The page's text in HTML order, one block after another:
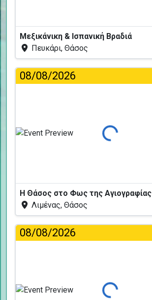
Μεξικάνικη & Ισπανική Βραδιά
Πευκάρι, Θάσος
08/08/2026
Φόρτωση...
Η Θάσος στο Φως της Αγιογραφίας
Λιμένας, Θάσος
08/08/2026
Φόρτωση...